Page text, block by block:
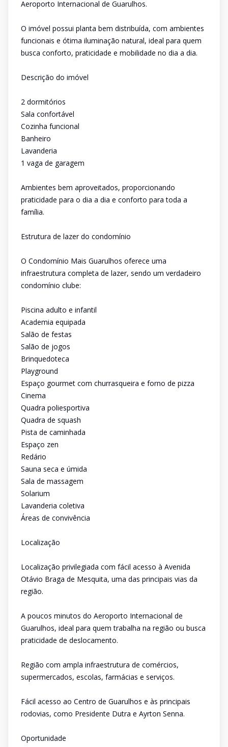
Aeroporto Internacional de Guarulhos.
O imóvel possui planta bem distribuída, com ambientes
funcionais e ótima iluminação natural, ideal para quem
busca conforto, praticidade e mobilidade no dia a dia.
Descrição do imóvel
2 dormitórios
Sala confortável
Cozinha funcional
Banheiro
Lavanderia
1 vaga de garagem
Ambientes bem aproveitados, proporcionando
praticidade para o dia a dia e conforto para toda a
família.
Estrutura de lazer do condomínio
O Condomínio Mais Guarulhos oferece uma
infraestrutura completa de lazer, sendo um verdadeiro
condomínio clube:
Piscina adulto e infantil
Academia equipada
Salão de festas
Salão de jogos
Brinquedoteca
Playground
Espaço gourmet com churrasqueira e forno de pizza
Cinema
Quadra poliesportiva
Quadra de squash
Pista de caminhada
Espaço zen
Redário
Sauna seca e úmida
Sala de massagem
Solarium
Lavanderia coletiva
Áreas de convivência
Localização
Localização privilegiada com fácil acesso à Avenida
Otávio Braga de Mesquita, uma das principais vias da
região.
A poucos minutos do Aeroporto Internacional de
Guarulhos, ideal para quem trabalha na região ou busca
praticidade de deslocamento.
Região com ampla infraestrutura de comércios,
supermercados, escolas, farmácias e serviços.
Fácil acesso ao Centro de Guarulhos e às principais
rodovias, como Presidente Dutra e Ayrton Senna.
Oportunidade